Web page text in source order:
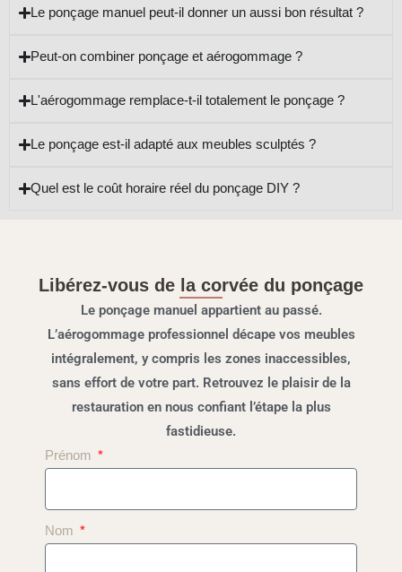
Le ponçage manuel peut-il donner un aussi bon résultat ?
Peut-on combiner ponçage et aérogommage ?
L'aérogommage remplace-t-il totalement le ponçage ?
Le ponçage est-il adapté aux meubles sculptés ?
Quel est le coût horaire réel du ponçage DIY ?
Libérez-vous de la corvée du ponçage
Le ponçage manuel appartient au passé.
L’aérogommage professionnel décape vos meubles
intégralement, y compris les zones inaccessibles,
sans effort de votre part. Retrouvez le plaisir de la
restauration en nous confiant l’étape la plus
fastidieuse.
Prénom
Nom